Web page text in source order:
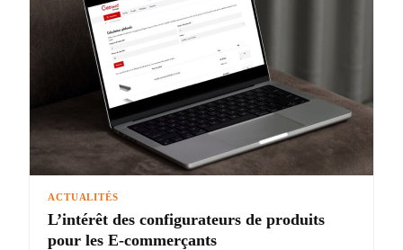
ACTUALITÉS
L’intérêt des configurateurs de produits
pour les E-commerçants